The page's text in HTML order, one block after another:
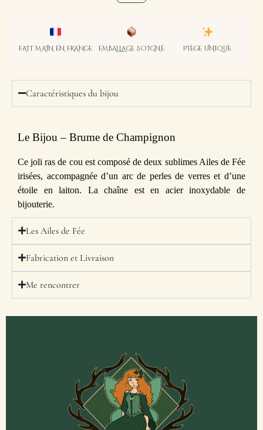
FAIT MAIN EN FRANCE EMBALLAGE SOIGNÉ PIÈCE UNIQUE
Caractéristiques du bijou
Le Bijou – Brume de Champignon
Ce joli ras de cou est composé de deux sublimes Ailes de Fée
irisées, accompagnée d’un arc de perles de verres et d’une
étoile en laiton. La chaîne est en acier inoxydable de
bijouterie.
Les Ailes de Fée
Fabrication et Livraison
Me rencontrer